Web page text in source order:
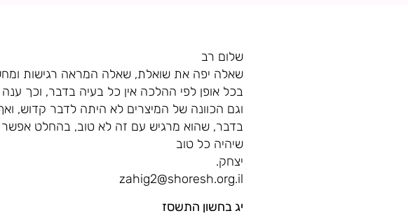
שלום רב
שאלה יפה את שואלת, שאלה המראה רגישות
בכל אופן לפי ההלכה אין כל בעיה בדבר, וכך
וגם הכוונה של המיצרים לא היתה לדבר קדוש,
בדבר, שהוא מרגיש עם זה לא טוב, בהחלט אפשר
שיהיה כל טוב
יצחק.
zahig2@shoresh.org.il
יג בחשון התשסז